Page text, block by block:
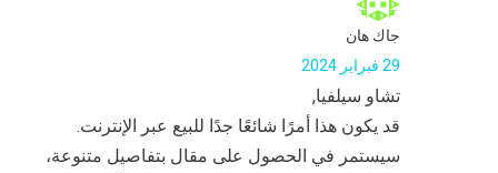
جاك هان
29 فبراير 2024
تشاو سيلفيا,
قد يكون هذا أمرًا شائعًا جدًا للبيع عبر الإنترنت.
سيستمر في الحصول على مقال بتفاصيل متنوعة،